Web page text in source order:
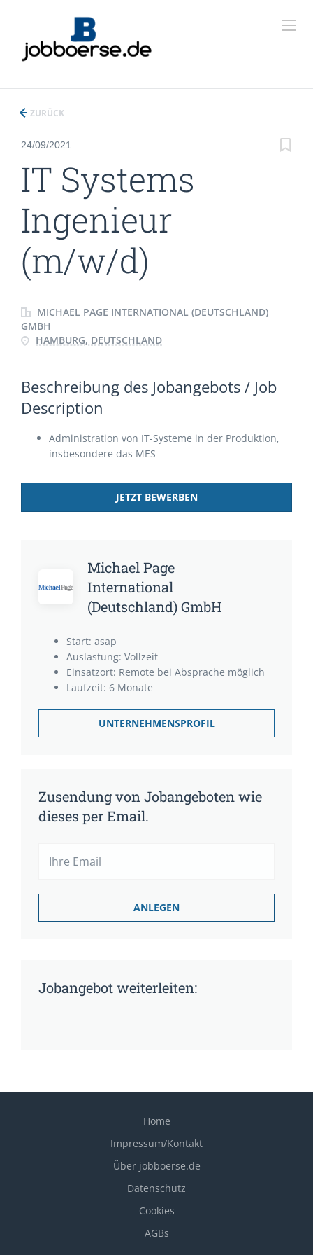
ZURÜCK
24/09/2021
IT Systems
Ingenieur
(m/w/d)
MICHAEL PAGE INTERNATIONAL (DEUTSCHLAND)
GMBH
HAMBURG, DEUTSCHLAND
Beschreibung des Jobangebots / Job
Description
Administration von IT-Systeme in der Produktion,
insbesondere das MES
JETZT BEWERBEN
Michael Page
International
(Deutschland) GmbH
Start: asap
Auslastung: Vollzeit
Einsatzort: Remote bei Absprache möglich
Laufzeit: 6 Monate
UNTERNEHMENSPROFIL
Zusendung von Jobangeboten wie
dieses per Email.
Jobangebot weiterleiten:
Home
Impressum/Kontakt
Über jobboerse.de
Datenschutz
Cookies
AGBs